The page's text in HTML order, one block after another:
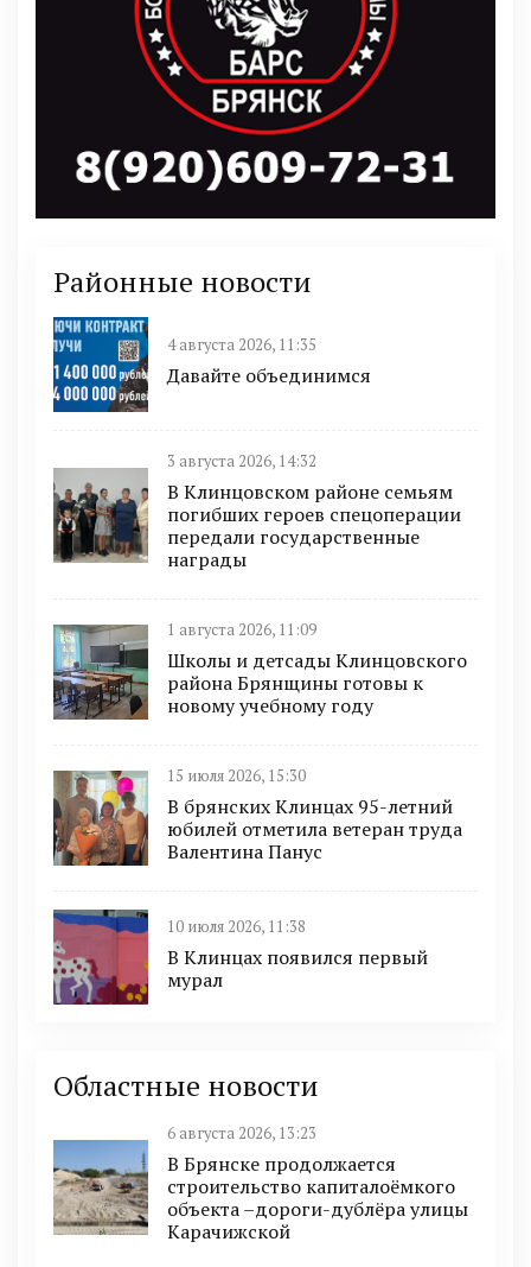
Районные новости
4 августа 2026, 11:35
Давайте объединимся
3 августа 2026, 14:32
В Клинцовском районе семьям
погибших героев спецоперации
передали государственные
награды
1 августа 2026, 11:09
Школы и детсады Клинцовского
района Брянщины готовы к
новому учебному году
15 июля 2026, 15:30
В брянских Клинцах 95-летний
юбилей отметила ветеран труда
Валентина Панус
10 июля 2026, 11:38
В Клинцах появился первый
мурал
Областные новости
6 августа 2026, 13:23
В Брянске продолжается
строительство капиталоёмкого
объекта –дороги-дублёра улицы
Карачижской